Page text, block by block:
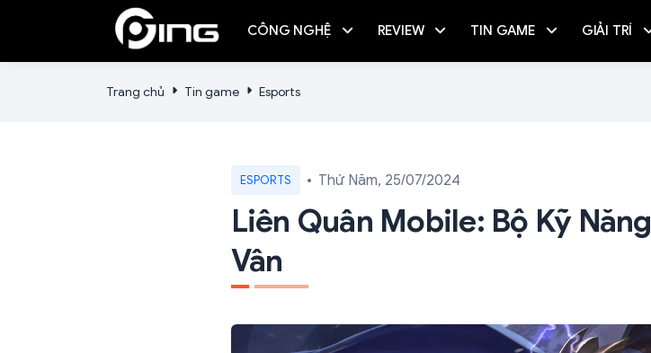
CÔNG NGHỆ REVIEW TIN GAME GIẢI TRÍ
Trang chủ Tin game Esports
ESPORTS Thứ Năm, 25/07/2024
Liên Quân Mobile: Bộ Kỹ
Vân